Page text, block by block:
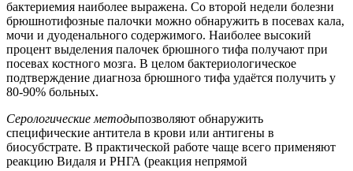
бактериемия наиболее выражена. Со второй недели болезни
брюшнотифозные палочки можно обнаружить в посевах кала,
мочи и дуоденального содержимого. Наиболее высокий
процент выделения палочек брюшного тифа получают при
посевах костного мозга. В целом бактериологическое
подтверждение диагноза брюшного тифа удаётся получить у
80-90% больных.
Серологические методыпозволяют обнаружить
специфические антитела в крови или антигены в
биосубстрате. В практической работе чаще всего применяют
реакцию Видаля и РНГА (реакция непрямой